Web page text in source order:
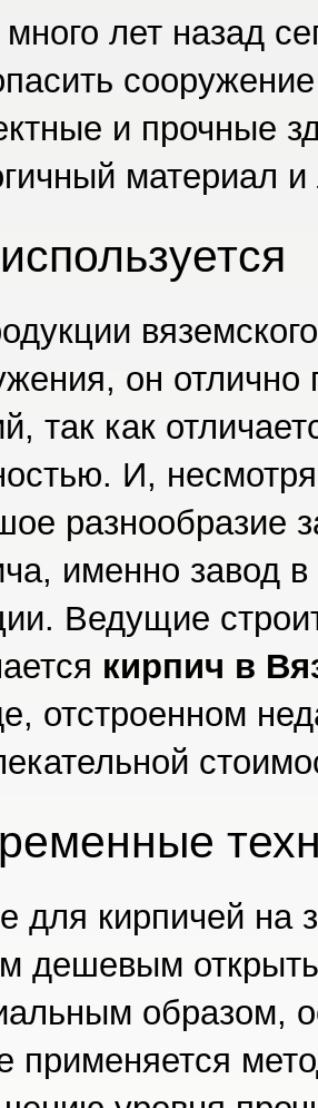
лет назад
и прочные
материал
он
так как
И,
разнообразие
именно завод
Ведущие
кирпич в
отстроенном
для кирпичей на
дешевым
образом,
применяется